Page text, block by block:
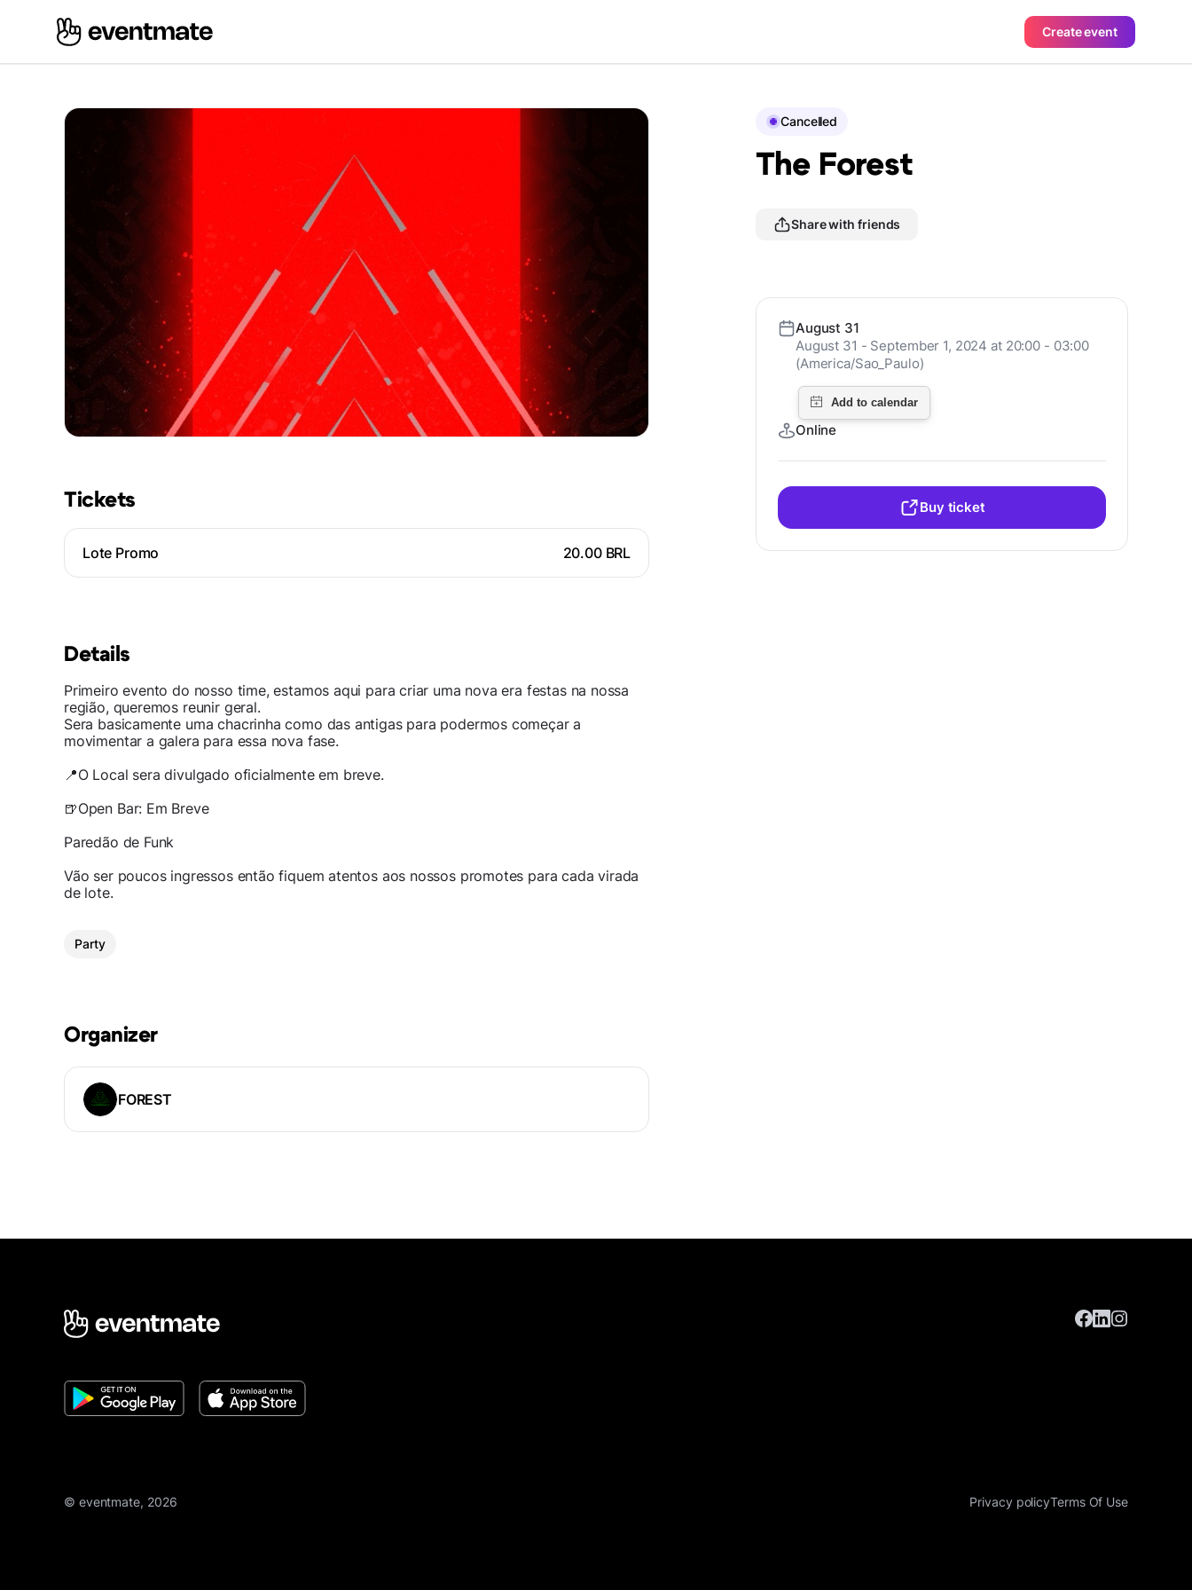
Create event
Tickets
Lote Promo 20.00 BRL
Details
Primeiro evento do nosso time, estamos aqui para criar uma nova era festas na nossa
região, queremos reunir geral.
Sera basicamente uma chacrinha como das antigas para podermos começar a
movimentar a galera para essa nova fase.
📍O Local sera divulgado oficialmente em breve.
🍺Open Bar: Em Breve
Paredão de Funk
Vão ser poucos ingressos então fiquem atentos aos nossos promotes para cada virada
de lote.
Party
Organizer
FOREST
Cancelled
The Forest
Share with friends
August 31
August 31 - September 1, 2024 at 20:00 - 03:00
(America/Sao_Paulo)
Online
Buy ticket
© eventmate, 2026 Privacy policyTerms Of Use